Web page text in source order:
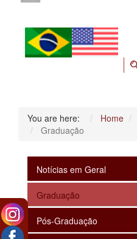
You are here: Home
Graduação
Notícias em Geral
Graduação
Pós-Graduação